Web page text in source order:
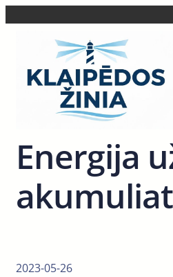
Energija
2023-05-26